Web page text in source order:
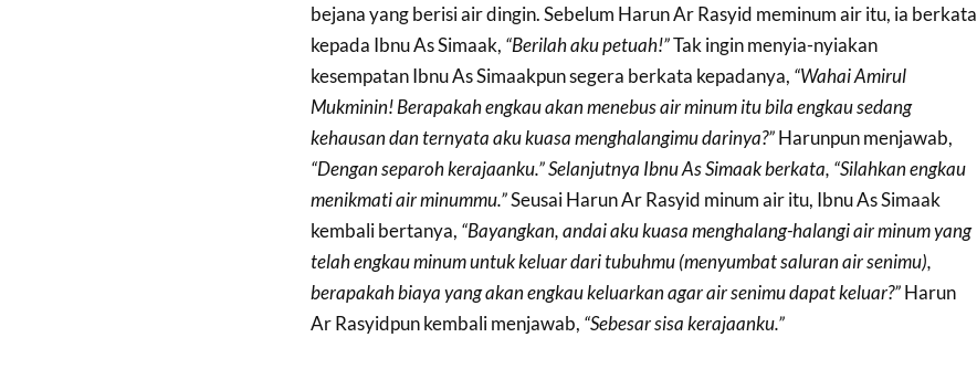
bejana yang berisi air dingin. Sebelum Harun Ar Rasyid meminum air itu, ia berkata
kepada Ibnu As Simaak, “Berilah aku petuah!”Tak ingin menyia-nyiakan
kesempatan Ibnu As Simaakpun segera berkata kepadanya, “Wahai Amirul
Mukminin! Berapakah engkau akan menebus air minum itu bila engkau sedang
kehausan dan ternyata aku kuasa menghalangimu darinya?”Harunpun menjawab,
“Dengan separoh kerajaanku.” Selanjutnya Ibnu As Simaak berkata, “Silahkan engkau
menikmati air minummu.”Seusai Harun Ar Rasyid minum air itu, Ibnu As Simaak
kembali bertanya, “Bayangkan, andai aku kuasa menghalang-halangi air minum yang
telah engkau minum untuk keluar dari tubuhmu (menyumbat saluran air senimu),
berapakah biaya yang akan engkau keluarkan agar air senimu dapat keluar?”Harun
Ar Rasyidpun kembali menjawab, “Sebesar sisa kerajaanku.”